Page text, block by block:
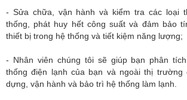
- Sửa chữa, vận hành và kiểm tra các loại
thống, phát huy hết công suất và đảm bảo
thiết bị trong hệ thống và tiết kiệm năng lượng;
- Nhân viên chúng tôi sẽ giúp bạn phân
thống điện lạnh của bạn và ngoài thị trường
dựng, vận hành và bảo trì hệ thống làm lạnh.